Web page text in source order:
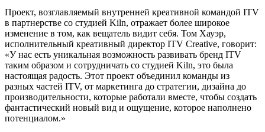
Проект, возглавляемый внутренней креативной командой ITV
в партнерстве со студией Kiln, отражает более широкое
изменение в том, как вещатель видит себя. Том Хауэр,
исполнительный креативный директор ITV Creative, говорит:
«У нас есть уникальная возможность развивать бренд ITV
таким образом и сотрудничать со студией Kiln, это была
настоящая радость. Этот проект объединил команды из
разных частей ITV, от маркетинга до стратегии, дизайна до
производительности, которые работали вместе, чтобы создать
фантастический новый вид и ощущение, которое наполнено
потенциалом.»